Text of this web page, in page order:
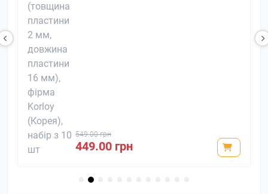
549.00 грн
449.00 грн